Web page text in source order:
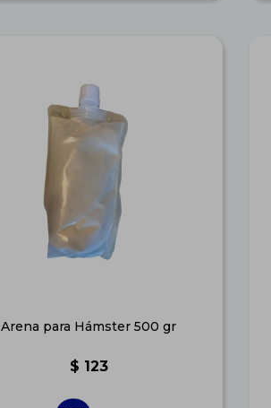
Arena para Hámster 500 gr
$ 123